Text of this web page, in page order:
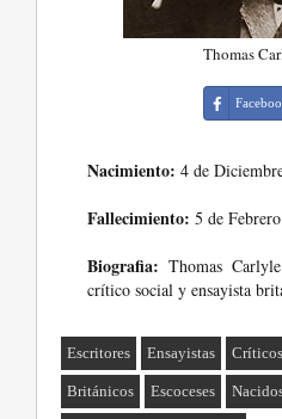
Thomas
Nacimiento: 4 de
Fallecimiento: 5 de
Biografia: Thomas
crítico social y ensayista
Escritores Ensayistas Críticos
Británicos Escoceses